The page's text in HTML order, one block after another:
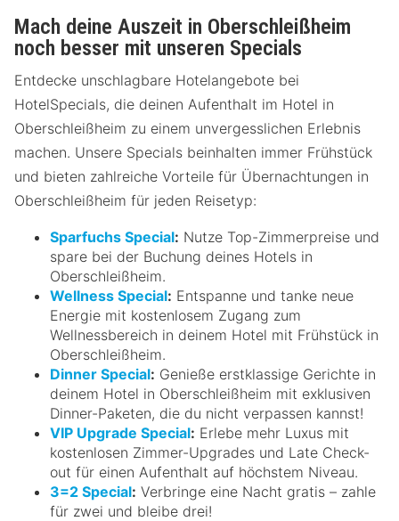
Mach deine Auszeit in Oberschleißheim
noch besser mit unseren Specials
Entdecke unschlagbare Hotelangebote bei
HotelSpecials, die deinen Aufenthalt im Hotel in
Oberschleißheim zu einem unvergesslichen Erlebnis
machen. Unsere Specials beinhalten immer Frühstück
und bieten zahlreiche Vorteile für Übernachtungen in
Oberschleißheim für jeden Reisetyp:
Sparfuchs Special: Nutze Top-Zimmerpreise und
spare bei der Buchung deines Hotels in
Oberschleißheim.
Wellness Special: Entspanne und tanke neue
Energie mit kostenlosem Zugang zum
Wellnessbereich in deinem Hotel mit Frühstück in
Oberschleißheim.
Dinner Special: Genieße erstklassige Gerichte in
deinem Hotel in Oberschleißheim mit exklusiven
Dinner-Paketen, die du nicht verpassen kannst!
VIP Upgrade Special: Erlebe mehr Luxus mit
kostenlosen Zimmer-Upgrades und Late Check-
out für einen Aufenthalt auf höchstem Niveau.
3=2 Special: Verbringe eine Nacht gratis – zahle
für zwei und bleibe drei!